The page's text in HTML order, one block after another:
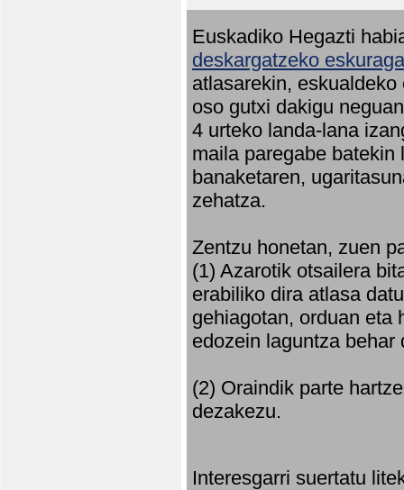
Euskadiko Hegazti
deskargatzeko
atlasarekin,
oso gutxi dakigu
4 urteko landa-lana
maila paregabe
banaketaren,
zehatza.
Zentzu honetan, zuen
(1) Azarotik otsailera
erabiliko dira atlasa
gehiagotan, orduan eta
edozein laguntza behar
(2) Oraindik parte
dezakezu.
Interesgarri suertatu